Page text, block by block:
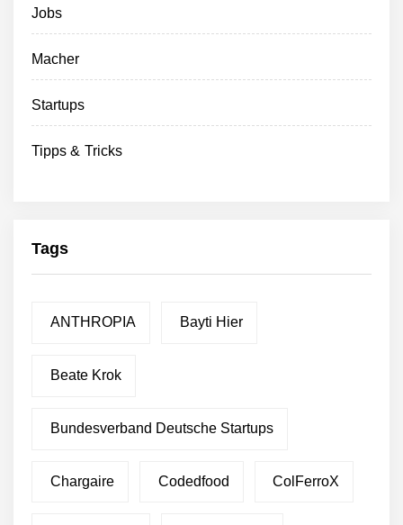
Jobs
Macher
Startups
Tipps & Tricks
Tags
ANTHROPIA Bayti Hier
Beate Krok
Bundesverband Deutsche Startups
Chargaire Codedfood ColFerroX